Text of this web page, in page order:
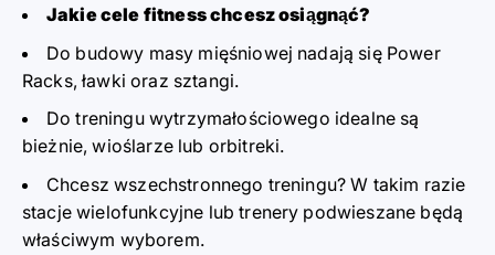
Jakie cele fitness chcesz osiągnąć?
Do budowy masy mięśniowej nadają się Power
Racks,ławki oraz sztangi.
Do treningu wytrzymałościowego idealne są
bieżnie,wioślarzelub orbitreki.
Chcesz wszechstronnego treningu? W takim razie
stacje wielofunkcyjne lubtrenery podwieszane będą
właściwym wyborem.